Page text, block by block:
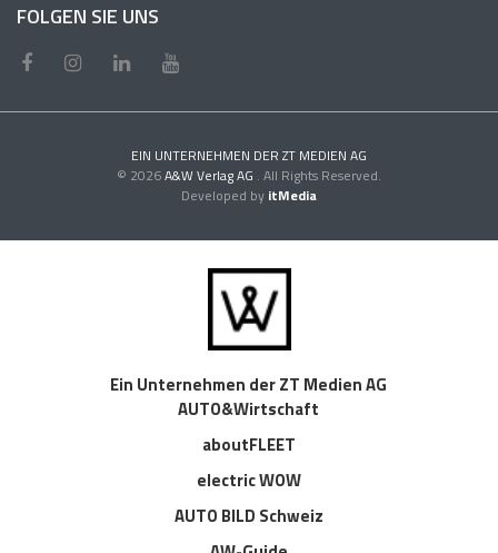
FOLGEN SIE UNS
EIN UNTERNEHMEN DER ZT MEDIEN AG
© 2026A&W Verlag AG . All Rights Reserved.
Developed by itMedia
Ein Unternehmen der ZT Medien AG
AUTO&Wirtschaft
aboutFLEET
electric WOW
AUTO BILD Schweiz